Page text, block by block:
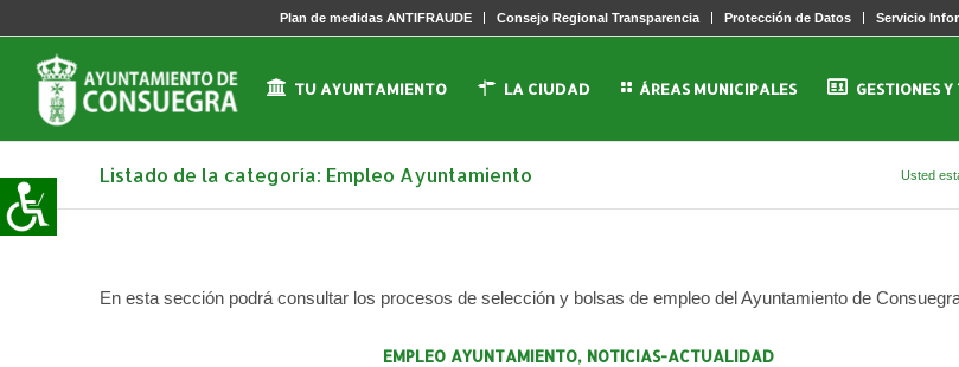
Plan de medidas ANTIFRAUDE Consejo Regional Transparencia Protección de Datos Servicio
TU AYUNTAMIENTO LA CIUDAD ÁREAS MUNICIPALES GESTIONES
Listado de la categoría: Empleo Ayuntamiento Usted
En esta sección podrá consultar los procesos de selección y bolsas de empleo del Ayuntamiento de
EMPLEO AYUNTAMIENTO, NOTICIAS-ACTUALIDAD